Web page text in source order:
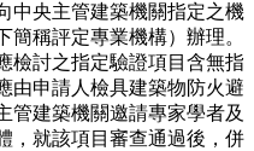
中央主管建築機關指定之機
稱評定專業機構）辦理。
檢討之指定驗證項目含無指
由申請人檢具建築物防火避
管建築機關邀請專家學者及
，就該項目審查通過後，併